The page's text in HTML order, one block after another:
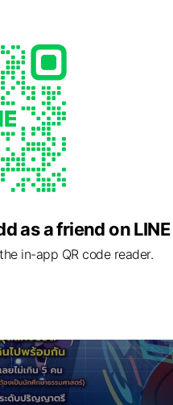
as a friend on LINE
in-app QR code reader.